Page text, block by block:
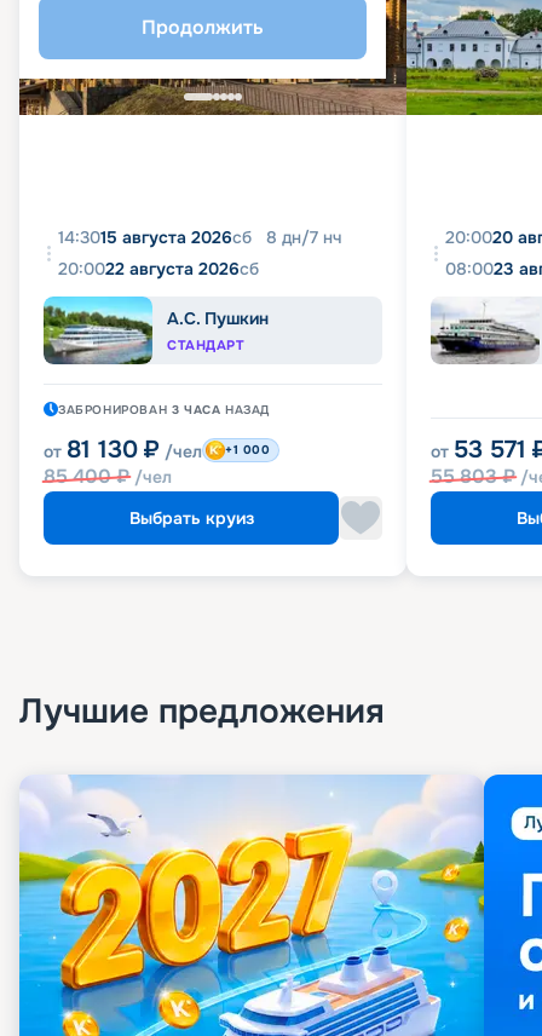
Продолжить
14:3015 августа 2026сб 8 дн/7 нч
20:0022 августа 2026сб
А.С. Пушкин
СТАНДАРТ
ЗАБРОНИРОВАН 3 ЧАСА НАЗАД
от 81 130 ₽ /чел
85 400₽ /чел
+1 000
Выбрать круиз
20:0020
08:0023
от 53 571
55 803₽ /
Лучшие предложения